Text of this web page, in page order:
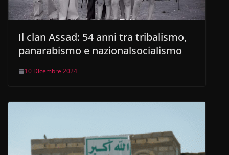
Il clan Assad: 54 anni tra tribalismo,
panarabismo e nazionalsocialismo
10 Dicembre 2024